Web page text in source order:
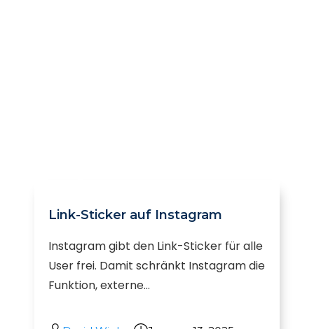
Link-Sticker auf Instagram
Instagram gibt den Link-Sticker für alle
User frei. Damit schränkt Instagram die
Funktion, externe...